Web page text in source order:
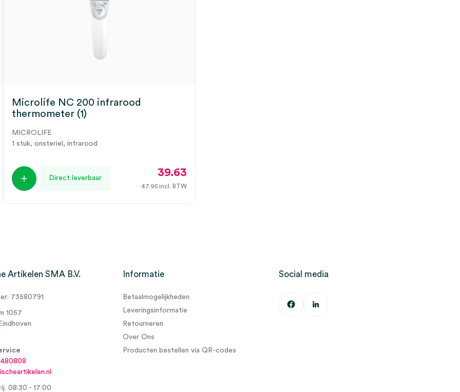
Microlife NC 200 infrarood
thermometer (1)
MICROLIFE
1 stuk, onsteriel, infrarood
Direct leverbaar 39.63
47.95incl. BTW
Artikelen SMA B.V.
73580791
1057
08:30 - 17:00
Informatie
Betaalmogelijkheden
Leveringsinformatie
Retourneren
Over Ons
Producten bestellen via QR-codes
Social media